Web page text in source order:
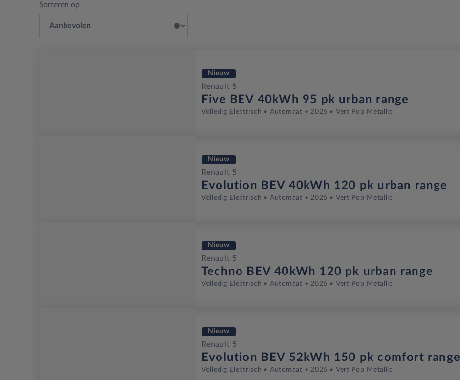
Sorteren op
Nieuw
Renault 5
Five BEV 40kWh 95 pk urban range
Volledig Elektrisch Automaat 2026 Vert Pop Metallic
Nieuw
Renault 5
Evolution BEV 40kWh 120 pk urban range
Volledig Elektrisch Automaat 2026 Vert Pop Metallic
Nieuw
Renault 5
Techno BEV 40kWh 120 pk urban range
Volledig Elektrisch Automaat 2026 Vert Pop Metallic
Nieuw
Renault 5
Evolution BEV 52kWh 150 pk comfort range
Volledig Elektrisch Automaat 2026 Vert Pop Metallic